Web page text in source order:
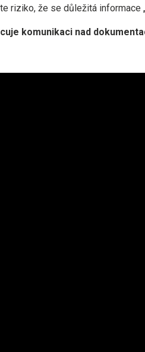
riziko, že se důležitá informace
komunikaci nad